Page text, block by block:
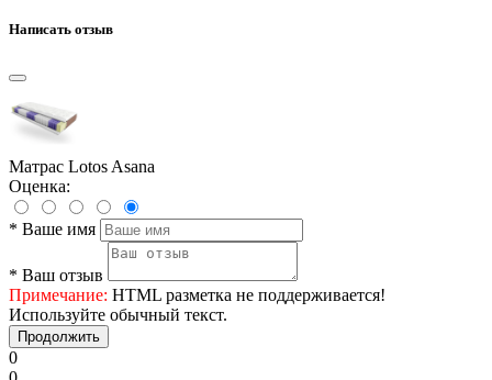
Написать отзыв
Матрас Lotos Asana
Оценка:
* Ваше имя
* Ваш отзыв
Примечание: HTML разметка не поддерживается!
Используйте обычный текст.
Продолжить
0